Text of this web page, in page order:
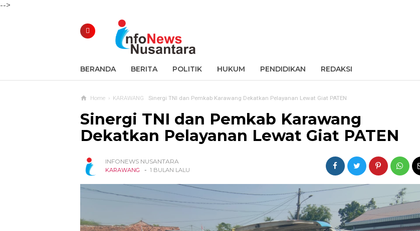
-->
BERANDA BERITA POLITIK HUKUM PENDIDIKAN REDAKSI
Home › KARAWANG Sinergi TNI dan Pemkab Karawang Dekatkan Pelayanan Lewat Giat PATEN
Sinergi TNI dan Pemkab Karawang
Dekatkan Pelayanan Lewat Giat PATEN
INFONEWS NUSANTARA
KARAWANG - 1 BULAN LALU